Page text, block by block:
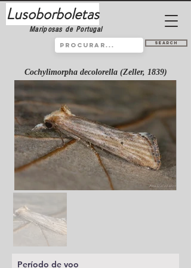
Lusoborboletas
Mariposas de Portugal
Search
Cochylimorpha decolorella (Zeller, 1839)
Período de voo